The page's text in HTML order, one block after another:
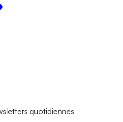
quotidiennes